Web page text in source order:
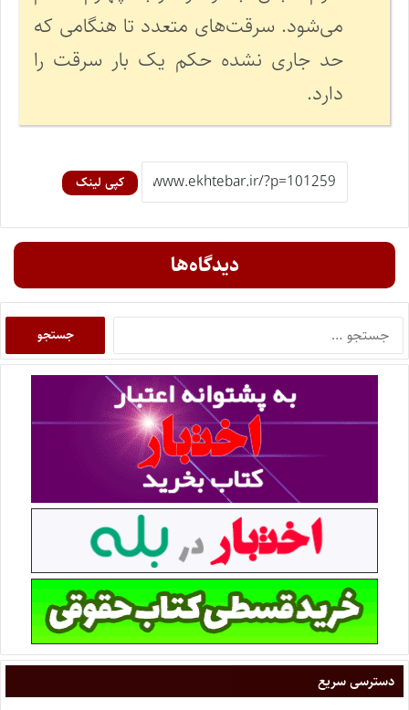
می‌شود. سرقت‌های متعدد تا هنگامی که
حد جاری نشده حکم یک بار سرقت را
دارد.
کپی لینک
دیدگاه‌ها
دسترسی سریع